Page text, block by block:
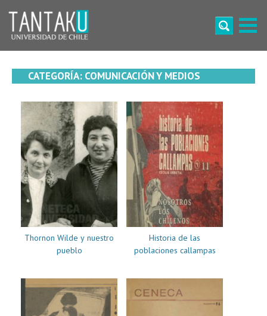
content
CATEGORÍA: COMUNICACIÓN Y MEDIOS
Thornon Wilde y nuestro
pueblo
Historia de las
poblaciones callampas